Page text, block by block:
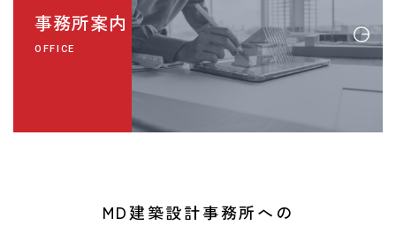
事務所案内
OFFICE
MD建築設計事務所への